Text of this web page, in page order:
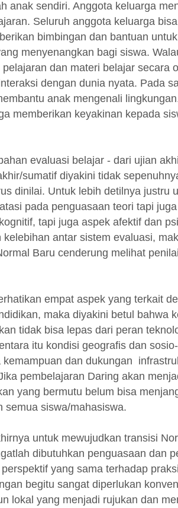
anak sendiri. Anggota keluarga
Seluruh anggota keluarga
bimbingan dan bantuan
menyenangkan bagi siswa.
dan materi belajar secara
dengan dunia nyata. Pada
anak mengenali
memberikan keyakinan kepada
evaluasi belajar - dari ujian
sumatif diyakini tidak
dinilai. Untuk lebih detilnya justru
pada penguasaan teori tapi
tapi juga aspek afektif dan
kelebihan antar sistem evaluasi,
Baru cenderung melihat
empat aspek yang terkait
maka diyakini betul bahwa
tidak bisa lepas dari peran
itu kondisi geografis dan
kemampuan dan dukungan
pembelajaran Daring akan
yang bermutu belum bisa
semua siswa/mahasiswa.
untuk mewujudkan transisi
dibutuhkan penguasaan dan
yang sama terhadap
begitu sangat diperlukan
lokal yang menjadi rujukan dan